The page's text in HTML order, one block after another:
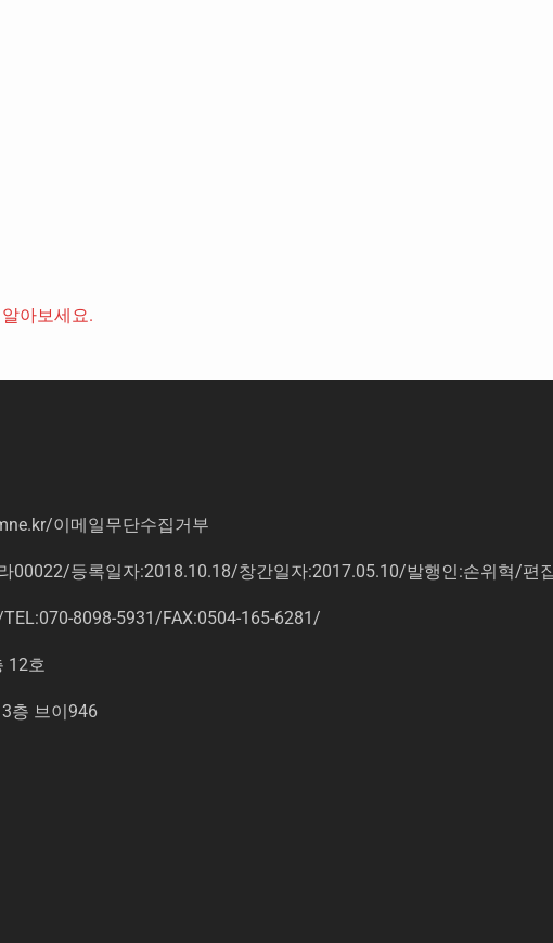
아보세요.
/이메일무단수집거부
등록일자:2018.10.18/창간일자:2017.05.10/발행인:손위혁/편
8098-5931/FAX:0504-165-6281/
12호
층 브이946